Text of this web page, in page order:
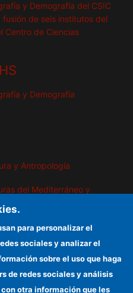
y Demografía del CSIC
fusión de seis institutos del
Centro de Ciencias
y Demografía
y Antropología
del Mediterráneo y
Públicos
para personalizar el
sociales y analizar el
sobre el uso que haga
de redes sociales y análisis
otra información que les